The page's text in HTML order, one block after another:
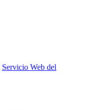
Servicio Web del